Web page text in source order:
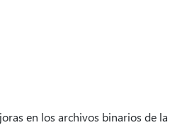
en los archivos binarios de